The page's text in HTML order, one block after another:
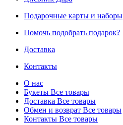
Подарочные карты и наборы
Помочь подобрать подарок?
Доставка
Контакты
О нас
Букеты Все товары
Доставка Все товары
Обмен и возврат Все товары
Контакты Все товары